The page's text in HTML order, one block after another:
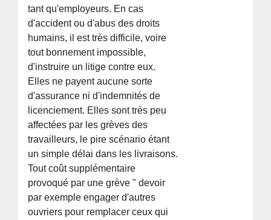
tant qu'employeurs. En cas
d'accident ou d'abus des droits
humains, il est très difficile, voire
tout bonnement impossible,
d'instruire un litige contre eux.
Elles ne payent aucune sorte
d'assurance ni d'indemnités de
licenciement. Elles sont très peu
affectées par les grèves des
travailleurs, le pire scénario étant
un simple délai dans les livraisons.
Tout coût supplémentaire
provoqué par une grève " devoir
par exemple engager d'autres
ouvriers pour remplacer ceux qui